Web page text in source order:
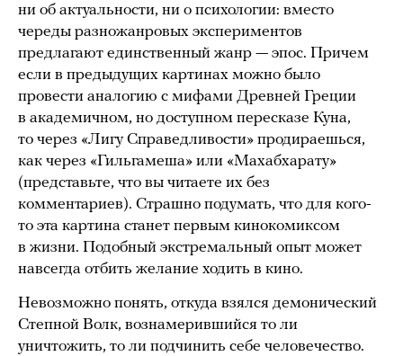
ни об актуальности, ни о психологии: вместо
череды разножанровых экспериментов
предлагают единственный жанр — эпос. Причем
если в предыдущих картинах можно было
провести аналогию с мифами Древней Греции
в академичном, но доступном пересказе Куна,
то через «Лигу Справедливости» продираешься,
как через «Гильгамеша» или «Махабхарату»
(представьте, что вы читаете их без
комментариев). Страшно подумать, что для кого-
то эта картина станет первым кинокомиксом
в жизни. Подобный экстремальный опыт может
навсегда отбить желание ходить в кино.
Невозможно понять, откуда взялся демонический
Степной Волк, вознамерившийся то ли
уничтожить, то ли подчинить себе человечество.